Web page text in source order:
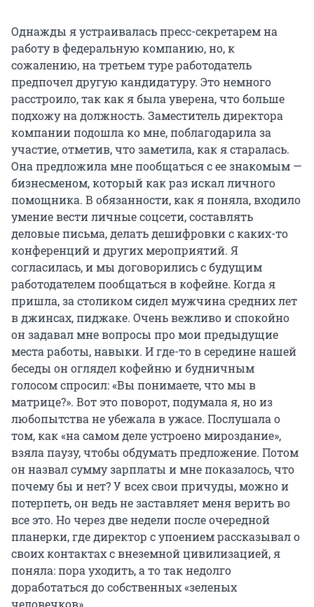
Однажды я устраивалась пресс-секретарем на
работу в федеральную компанию, но, к
сожалению, на третьем туре работодатель
предпочел другую кандидатуру. Это немного
расстроило, так как я была уверена, что больше
подхожу на должность. Заместитель директора
компании подошла ко мне, поблагодарила за
участие, отметив, что заметила, как я старалась.
Она предложила мне пообщаться с ее знакомым —
бизнесменом, который как раз искал личного
помощника. В обязанности, как я поняла, входило
умение вести личные соцсети, составлять
деловые письма, делать дешифровки с каких-то
конференций и других мероприятий. Я
согласилась, и мы договорились с будущим
работодателем пообщаться в кофейне. Когда я
пришла, за столиком сидел мужчина средних лет
в джинсах, пиджаке. Очень вежливо и спокойно
он задавал мне вопросы про мои предыдущие
места работы, навыки. И где-то в середине нашей
беседы он оглядел кофейню и будничным
голосом спросил: «Вы понимаете, что мы в
матрице?». Вот это поворот, подумала я, но из
любопытства не убежала в ужасе. Послушала о
том, как «на самом деле устроено мироздание»,
взяла паузу, чтобы обдумать предложение. Потом
он назвал сумму зарплаты и мне показалось, что
почему бы и нет? У всех свои причуды, можно и
потерпеть, он ведь не заставляет меня верить во
все это. Но через две недели после очередной
планерки, где директор с упоением рассказывал о
своих контактах с внеземной цивилизацией, я
поняла: пора уходить, а то так недолго
доработаться до собственных «зеленых
человечков».